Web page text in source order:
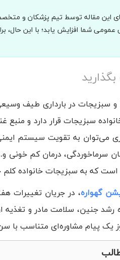
این مقاله توسط تیم پزشکان و
عمومی شما افزایش یابد؛ با این
سبزیجات در بارداری طیف
می‌توان به تقویت سیستم
سرماخوردگی، درمان کم خونی
است که به سبزیجات خانواده
گهواره، در جریان تغییرات
جنین، سلامت مادر و تغذیه
یک پیام مشاوره‌ای متناسب با